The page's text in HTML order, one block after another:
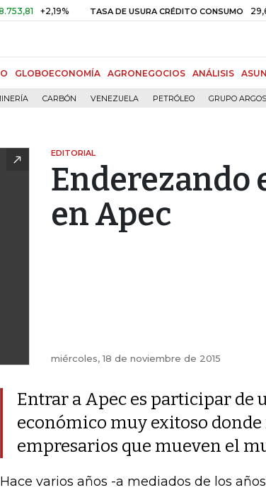
+2,19% TASA DE USURA CRÉDITO CONSUMO 29,66%
GLOBOECONOMÍA AGRONEGOCIOS ANÁLISIS
CARBÓN VENEZUELA PETRÓLEO GRUPO ARGOS
EDITORIAL
Enderezando
en Apec
miércoles, 18 de noviembre de 2015
Entrar a Apec es participar de
económico muy exitoso
empresarios que mueven el
Hace varios años -a mediados de los